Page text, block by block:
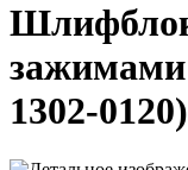
1302-0120)